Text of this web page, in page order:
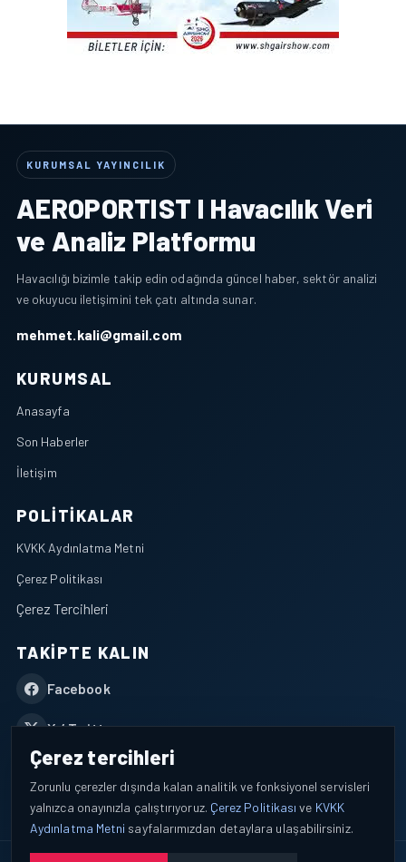
KURUMSAL YAYINCILIK
AEROPORTIST I Havacılık Veri
ve Analiz Platformu
Havacılığı bizimle takip edin odağında güncel haber, sektör analizi
ve okuyucu iletişimini tek çatı altında sunar.
mehmet.kali@gmail.com
KURUMSAL
Anasayfa
Son Haberler
İletişim
POLITIKALAR
KVKK Aydınlatma Metni
Çerez Politikası
Çerez Tercihleri
TAKIPTE KALIN
Facebook
X / Twitter
YouTube
WhatsApp
Çerez tercihleri
Zorunlu çerezler dışında kalan analitik ve fonksiyonel servisleri
yalnızca onayınızla çalıştırıyoruz. Çerez Politikası ve KVKK
Aydınlatma Metni sayfalarımızdan detaylara ulaşabilirsiniz.